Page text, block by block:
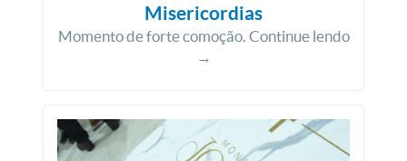
Misericordias
Momento de forte comoção. Continue lendo
→